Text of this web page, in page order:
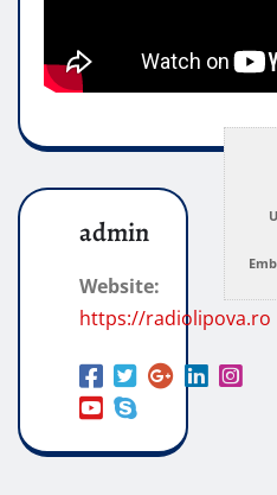
admin
Website:
https://radiolipova.ro